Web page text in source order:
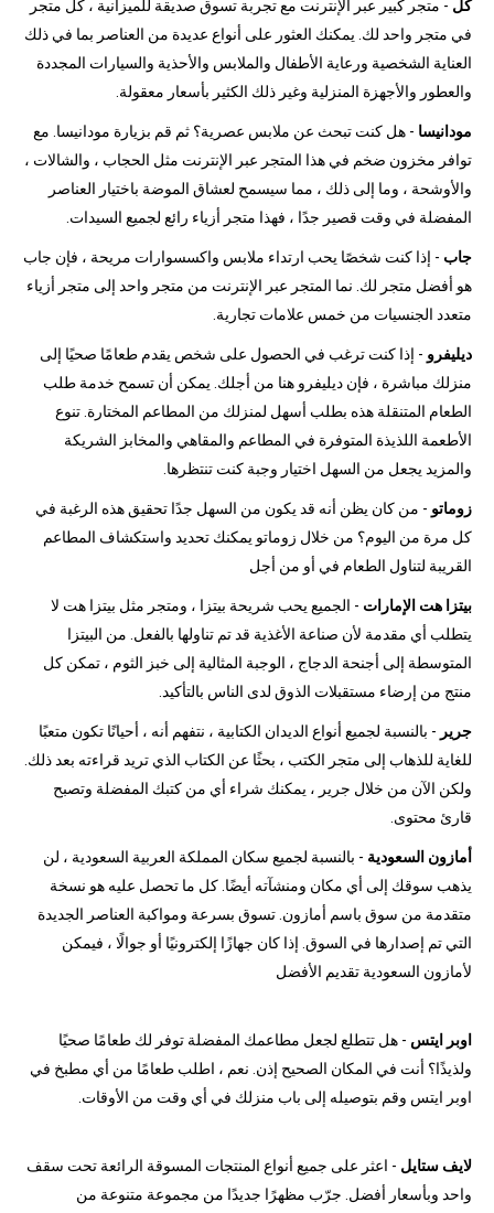
كل - متجر كبير عبر الإنترنت مع تجربة تسوق صديقة للميزانية ، كل متجر
في متجر واحد لك. يمكنك العثور على أنواع عديدة من العناصر بما في ذلك
العناية الشخصية ورعاية الأطفال والملابس والأحذية والسيارات المجددة
والعطور والأجهزة المنزلية وغير ذلك الكثير بأسعار معقولة.
مودانيسا - هل كنت تبحث عن ملابس عصرية؟ ثم قم بزيارة مودانيسا. مع
توافر مخزون ضخم في هذا المتجر عبر الإنترنت مثل الحجاب ، والشالات ،
والأوشحة ، وما إلى ذلك ، مما سيسمح لعشاق الموضة باختيار العناصر
المفضلة في وقت قصير جدًا ، فهذا متجر أزياء رائع لجميع السيدات.
جاب - إذا كنت شخصًا يحب ارتداء ملابس واكسسوارات مريحة ، فإن جاب
هو أفضل متجر لك. نما المتجر عبر الإنترنت من متجر واحد إلى متجر أزياء
متعدد الجنسيات من خمس علامات تجارية.
ديليفرو - إذا كنت ترغب في الحصول على شخص يقدم طعامًا صحيًا إلى
منزلك مباشرة ، فإن ديليفرو هنا من أجلك. يمكن أن تسمح خدمة طلب
الطعام المتنقلة هذه بطلب أسهل لمنزلك من المطاعم المختارة. تنوع
الأطعمة اللذيذة المتوفرة في المطاعم والمقاهي والمخابز الشريكة
والمزيد يجعل من السهل اختيار وجبة كنت تنتظرها.
زوماتو - من كان يظن أنه قد يكون من السهل جدًا تحقيق هذه الرغبة في
كل مرة من اليوم؟ من خلال زوماتو يمكنك تحديد واستكشاف المطاعم
القريبة لتناول الطعام في أو من أجل
بيتزا هت الإمارات - الجميع يحب شريحة بيتزا ، ومتجر مثل بيتزا هت لا
يتطلب أي مقدمة لأن صناعة الأغذية قد تم تناولها بالفعل. من البيتزا
المتوسطة إلى أجنحة الدجاج ، الوجبة المثالية إلى خبز الثوم ، تمكن كل
منتج من إرضاء مستقبلات الذوق لدى الناس بالتأكيد.
جرير - بالنسبة لجميع أنواع الديدان الكتابية ، نتفهم أنه ، أحيانًا تكون متعبًا
للغاية للذهاب إلى متجر الكتب ، بحثًا عن الكتاب الذي تريد قراءته بعد ذلك.
ولكن الآن من خلال جرير ، يمكنك شراء أي من كتبك المفضلة وتصبح
قارئ محتوى.
أمازون السعودية - بالنسبة لجميع سكان المملكة العربية السعودية ، لن
يذهب سوقك إلى أي مكان ومنشآته أيضًا. كل ما تحصل عليه هو نسخة
متقدمة من سوق باسم أمازون. تسوق بسرعة ومواكبة العناصر الجديدة
التي تم إصدارها في السوق. إذا كان جهازًا إلكترونيًا أو جوالًا ، فيمكن
لأمازون السعودية تقديم الأفضل
اوبر ايتس - هل تتطلع لجعل مطاعمك المفضلة توفر لك طعامًا صحيًا
ولذيذًا؟ أنت في المكان الصحيح إذن. نعم ، اطلب طعامًا من أي مطبخ في
اوبر ايتس وقم بتوصيله إلى باب منزلك في أي وقت من الأوقات.
لايف ستايل - اعثر على جميع أنواع المنتجات المسوقة الرائعة تحت سقف
واحد وبأسعار أفضل. جرّب مظهرًا جديدًا من مجموعة متنوعة من